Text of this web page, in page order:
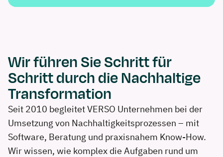
Wir führen Sie Schritt für
Schritt durch die Nachhaltige
Transformation
Seit 2010 begleitet VERSO Unternehmen bei der
Umsetzung von Nachhaltigkeits­prozessen – mit
Software, Beratung und praxisnahem Know-How.
Wir wissen, wie komplex die Aufgaben rund um